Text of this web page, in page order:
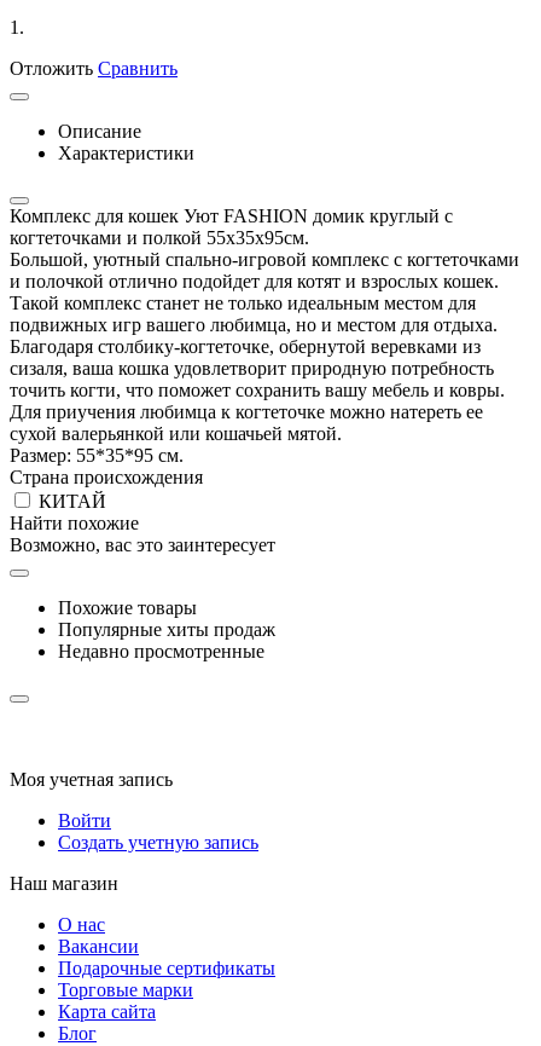
1.
Отложить Сравнить
Описание
Характеристики
Комплекс для кошек Уют FASHION домик круглый с
когтеточками и полкой 55х35х95см.
Большой, уютный спально-игровой комплекс с когтеточками
и полочкой отлично подойдет для котят и взрослых кошек.
Такой комплекс станет не только идеальным местом для
подвижных игр вашего любимца, но и местом для отдыха.
Благодаря столбику-когтеточке, обернутой веревками из
сизаля, ваша кошка удовлетворит природную потребность
точить когти, что поможет сохранить вашу мебель и ковры.
Для приучения любимца к когтеточке можно натереть ее
сухой валерьянкой или кошачьей мятой.
Размер: 55*35*95 см.
Страна происхождения
КИТАЙ
Найти похожие
Возможно, вас это заинтересует
Похожие товары
Популярные хиты продаж
Недавно просмотренные
Моя учетная запись
Войти
Создать учетную запись
Наш магазин
О нас
Вакансии
Подарочные сертификаты
Торговые марки
Карта сайта
Блог